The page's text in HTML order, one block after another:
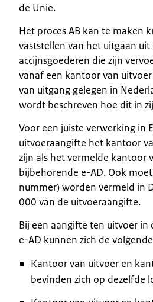
de Unie.
Het proces AB kan te maken
vaststellen van het uitgaan uit
accijnsgoederen die zijn
vanaf een kantoor van
van uitgang gelegen in
wordt beschreven hoe dit in
Voor een juiste verwerking in
uitvoeraangifte het kantoor
zijn als het vermelde kantoor
bijbehorende e-AD. Ook moet
nummer) worden vermeld in
000 van de uitvoeraangifte.
Bij een aangifte ten uitvoer in
e-AD kunnen zich de
Kantoor van uitvoer en
bevinden zich op dezelfde